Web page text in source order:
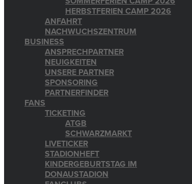
HERBSTFERIEN CAMP 2026
ANFAHRT
NACHWUCHSZENTRUM
BUSINESS
ANSPRECHPARTNER
NEUIGKEITEN
UNSERE PARTNER
SPONSORING
PARTNERFINDER
FANS
TICKETING
ATGB
SCHWARZMARKT
LIVETICKER
STADIONHEFT
KINDERGEBURTSTAG IM
DONAUSTADION